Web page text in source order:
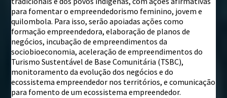
para fomentar o empreendedorismo feminino, jovem e
quilombola. Para isso, serão apoiadas ações como
formação empreendedora, elaboração de planos de
negócios, incubação de empreendimentos da
sociobioeconomia, aceleração de empreendimentos do
Turismo Sustentável de Base Comunitária (TSBC),
monitoramento da evolução dos negócios e do
ecossistema empreendedor nos territórios, e comunicação
para fomento de um ecossistema empreendedor.